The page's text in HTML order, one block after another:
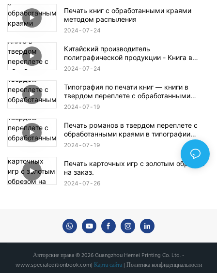
Печать книг с обработанными краями
методом распыления
2024 07 24
Китайский производитель
полиграфической продукции - Книга в
твердом переплете с обработанными
2024 07 24
Типография по печати книг — книги в
твердом переплете с обработанными
краями и обложками с тиснением фольгой.
2024 07 19
Печать романов в твердом переплете с
обработанными краями в типографии
HeMei Printing.
2024 07 19
Печать карточных игр с золотым обрезом
на заказ.
2024 07 26
Авторские права © 2026 Guangzhou Hemei Printing Co. Ltd. -
www.specialeditionbook.com| Карта сайта| Политика конфиденциальности